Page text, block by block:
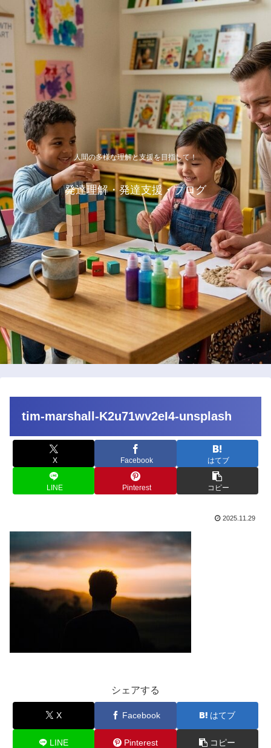
人間の多様な理解と支援を目指して！
発達理解・発達支援・ブログ
tim-marshall-K2u71wv2eI4-unsplash
X Facebook はてブ
LINE Pinterest コピー
2025.11.29
シェアする
X Facebook はてブ
LINE Pinterest コピー